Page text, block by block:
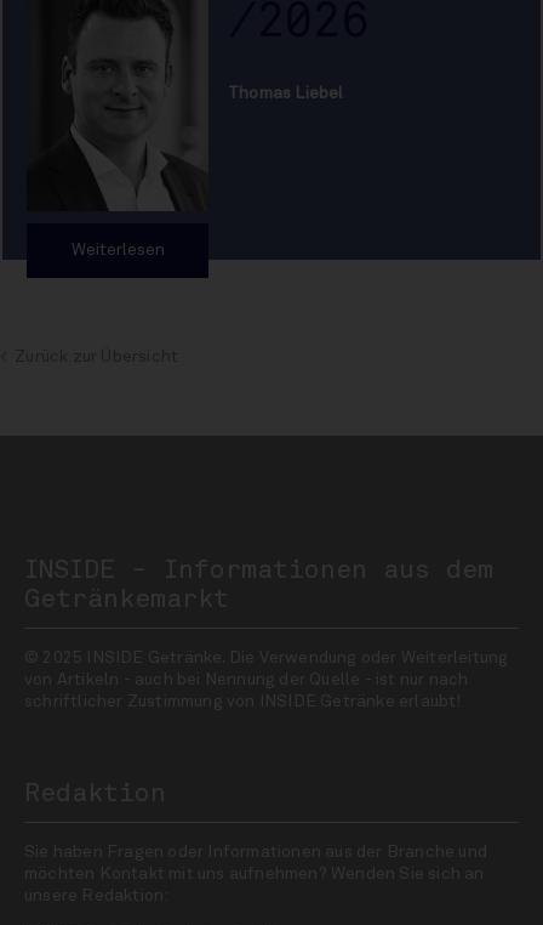
Thomas Liebel
Weiterlesen
INSIDE - Informationen aus dem
Getränkemarkt
© 2025 INSIDE Getränke. Die Verwendung oder Weiterleitung
von Artikeln - auch bei Nennung der Quelle - ist nur nach
schriftlicher Zustimmung von INSIDE Getränke erlaubt!
Redaktion
Sie haben Fragen oder Informationen aus der Branche und
möchten Kontakt mit uns aufnehmen? Wenden Sie sich an
unsere Redaktion: